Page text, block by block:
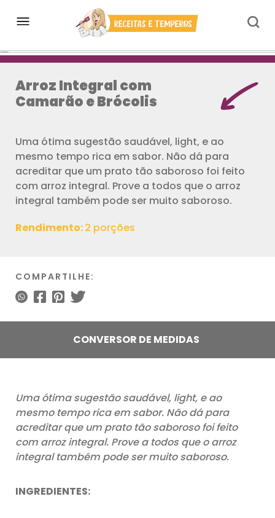
Arroz Integral com
Camarão e Brócolis
Uma ótima sugestão saudável, light, e ao
mesmo tempo rica em sabor. Não dá para
acreditar que um prato tão saboroso foi feito
com arroz integral. Prove a todos que o arroz
integral também pode ser muito saboroso.
Rendimento:2 porções
COMPARTILHE:
CONVERSOR DE MEDIDAS
Uma ótima sugestão saudável, light, e ao
mesmo tempo rica em sabor. Não dá para
acreditar que um prato tão saboroso foi feito
com arroz integral. Prove a todos que o arroz
integral também pode ser muito saboroso.
INGREDIENTES: